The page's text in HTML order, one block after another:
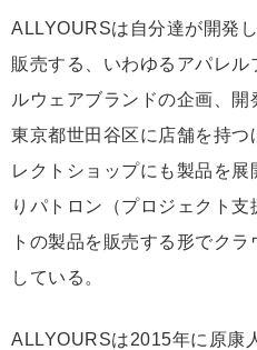
ALLYOURSは自分達が開発
販売する、いわゆるアパレ
ルウェアブランドの企画、開
東京都世田谷区に店舗を持
レクトショップにも製品を展
りパトロン（プロジェクト
トの製品を販売する形でク
している。
ALLYOURSは2015年に原康